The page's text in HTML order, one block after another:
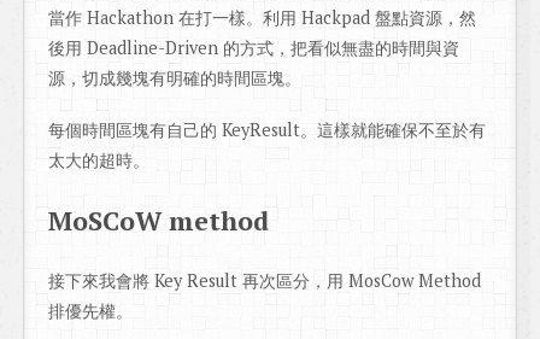
當作 Hackathon 在打一樣。利用 Hackpad 盤點資源，然
後用 Deadline-Driven 的方式，把看似無盡的時間與資
源，切成幾塊有明確的時間區塊。
每個時間區塊有自己的 KeyResult。這樣就能確保不至於有
太大的超時。
MoSCoW method
接下來我會將 Key Result 再次區分，用 MosCow Method
排優先權。